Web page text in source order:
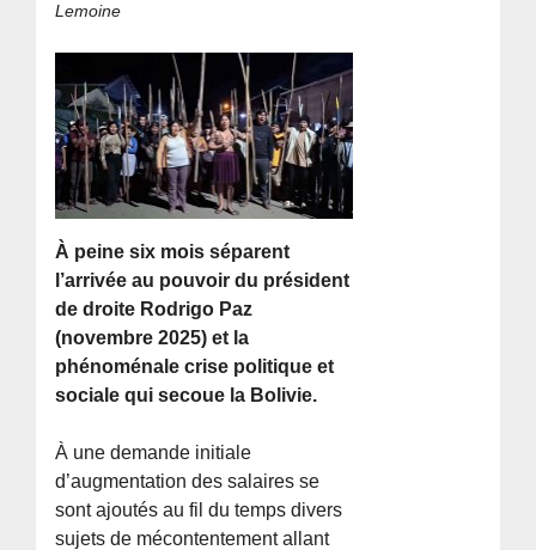
Lemoine
À peine six mois séparent
l’arrivée au pouvoir du président
de droite Rodrigo Paz
(novembre 2025) et la
phénoménale crise politique et
sociale qui secoue la Bolivie.
À une demande initiale
d’augmentation des salaires se
sont ajoutés au fil du temps divers
sujets de mécontentement allant